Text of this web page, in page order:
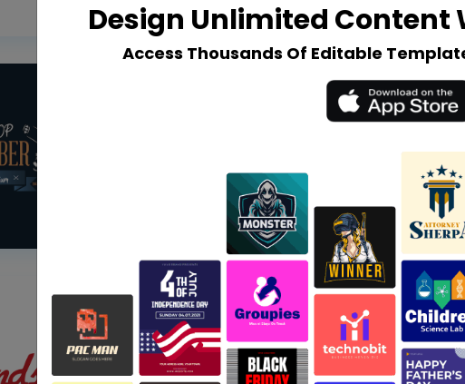
Design Unlimited Content
Access Thousands Of Editable